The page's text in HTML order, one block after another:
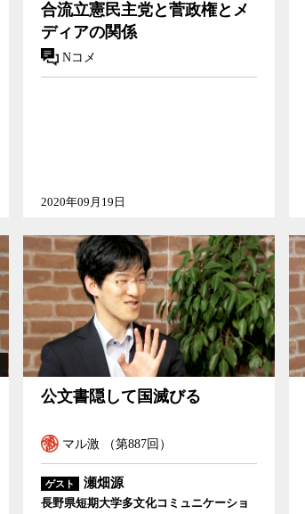
合流立憲民主党と菅政権とメ
ディアの関係
Nコメ
2020年09月19日
公文書隠して国滅びる
マル激 （第887回）
ゲスト 瀬畑源
長野県短期大学多文化コミュニケーショ